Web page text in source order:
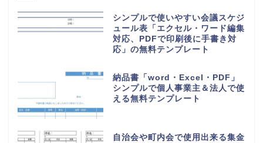
シンプルで使いやすい会議スケジ
ュール表「エクセル・ワード編集
対応、PDFで印刷後に手書き対
応」の無料テンプレート
納品書「word・Excel・PDF」
シンプルで個人事業主＆法人で使
える無料テンプレート
自治会や町内会で使用出来る集金